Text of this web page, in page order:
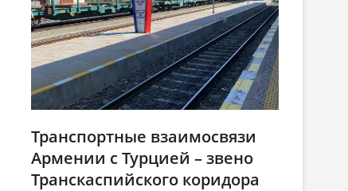
Транспортные взаимосвязи
Армении с Турцией – звено
Транскаспийского коридора